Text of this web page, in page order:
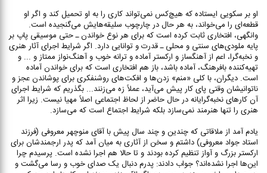
او بر سکویی ایستاده که هیچ‌کس نمی‌تواند کاری را به او تحمیل کند و اگر او
قطعه‌ای را می‌خواند، به هر حال در چارچوب سلیقه‌هایش می‌گنجیده است.
وانگهی، افتخاری ثابت کرده است که برای هر نوع خواندن ـ حتی موسیقی پاپ بر
پایه ملودی‌های سنتی و محلی ـ قدرت و توانایی دارد. اگر شرایط اجرای آثار هنری
و نخبه‌گرا، اعم از آهنگساز و ارکستر آماده و ترانه خوب و آهنگ‌نواز ممتاز و ... و
تهیه‌کننده بافرهنگ، آماده باشد، باز هم افتخاری است که برای خواندن آماده
است. دیگران، با کلی «منم» زدن‌ها و افکت‌های روشنفکری برای پوشاندن عجز و
ناتوانیشان وقتی پای کار پیش می‌آید، عملاً زه می‌زنند... بگذریم که شرایط اجرای
آن کارهای نخبه‌گرایانه در حال حاضر از لحاظ اجتماعی اصلاً مهیا نیست. زیرا اثر
هنری را تنها هنرمند نمی‌سازد بلکه شرایط اجتماع است که می‌سازد.
یادم آمد از ملاقاتی که چندین و چند سال پیش با آقای منوچهر معروفی (فرزند
استاد جواد معروفی) داشتم و سخن از آثاری به میان آمد که پدر ارجمندشان برای
ارکستر بزرگ و آواز تنظیم کرده بودند و تا حالا هم اجرا نشده است. پرسیدم چرا
این‌ها اجرا نشده‌اند؟ جواب دادند: پدرم دنبال یک صدای خوب و رسا می‌گشت و